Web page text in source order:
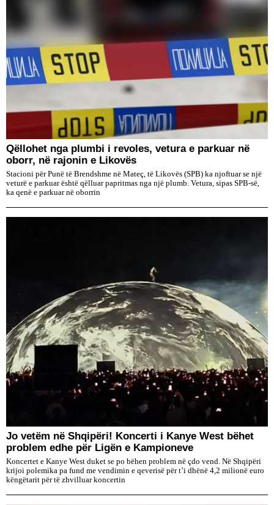
Qëllohet nga plumbi i revoles, vetura e parkuar në
oborr, në rajonin e Likovës
Stacioni për Punë të Brendshme në Mateç, të Likovës (SPB) ka njoftuar se një
veturë e parkuar është qëlluar papritmas nga një plumb. Vetura, sipas SPB-së,
ka qenë e parkuar në oborrin
Jo vetëm në Shqipëri! Koncerti i Kanye West bëhet
problem edhe për Ligën e Kampioneve
Koncertet e Kanye West duket se po bëhen problem në çdo vend. Në Shqipëri
krijoi polemika pa fund me vendimin e qeverisë për t’i dhënë 4,2 milionë euro
këngëtarit për të zhvilluar koncertin